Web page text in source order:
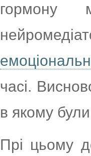
гормону
часі.
в якому
Прі цьому